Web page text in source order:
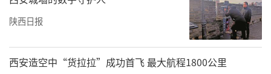
陕西日报
西安造空中“货拉拉”成功首飞 最大航程1800公里